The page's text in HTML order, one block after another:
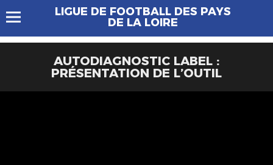
LIGUE DE FOOTBALL DES PAYS
DE LA LOIRE
AUTODIAGNOSTIC LABEL :
PRÉSENTATION DE L’OUTIL